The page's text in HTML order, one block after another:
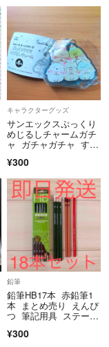
キャラクターグッズ
サンエックスぷっくり
めじるしチャームガチ
ャ ガチャガチャ すみ
¥300
鉛筆
鉛筆HB17本 赤鉛筆1
本 まとめ売り えんぴ
つ 筆記用具 ステーシ
¥300